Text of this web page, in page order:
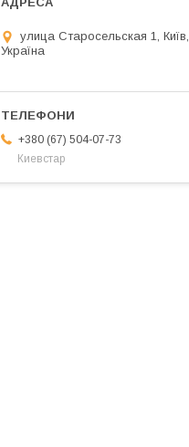
улица Старосельская 1, Київ,
Україна
+380 (67) 504-07-73
Киевстар